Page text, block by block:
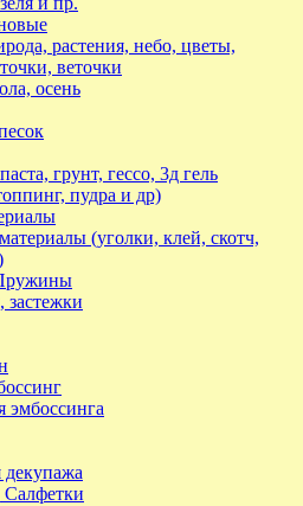
растения, небо, цветы,
веточки
осень
грунт, гессо, 3д гель
пудра и др)
(уголки, клей, скотч,
эмбоссинга